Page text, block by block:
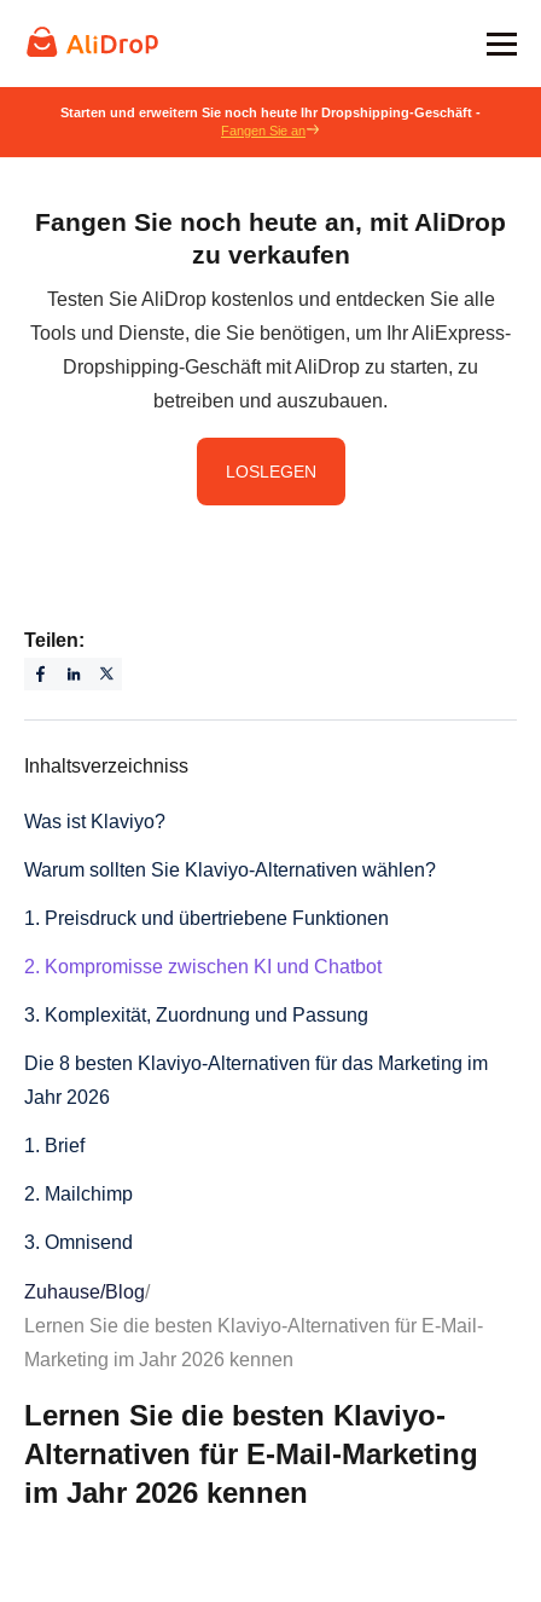
Starten und erweitern Sie noch heute Ihr Dropshipping-Geschäft -
Fangen Sie an
Fangen Sie noch heute an, mit AliDrop
zu verkaufen
Testen Sie AliDrop kostenlos und entdecken Sie alle
Tools und Dienste, die Sie benötigen, um Ihr AliExpress-
Dropshipping-Geschäft mit AliDrop zu starten, zu
betreiben und auszubauen.
LOSLEGEN
Teilen:
Inhaltsverzeichniss
Was ist Klaviyo?
Warum sollten Sie Klaviyo-Alternativen wählen?
1. Preisdruck und übertriebene Funktionen
2. Kompromisse zwischen KI und Chatbot
3. Komplexität, Zuordnung und Passung
Die 8 besten Klaviyo-Alternativen für das Marketing im
Jahr 2026
1. Brief
2. Mailchimp
3. Omnisend
4. Aktive Kampagne
5. Mailer Cloud
8. Ja
Zuhause/Blog/
Lernen Sie die besten Klaviyo-Alternativen für E-Mail-
Marketing im Jahr 2026 kennen
Lernen Sie die besten Klaviyo-
Alternativen für E-Mail-Marketing
im Jahr 2026 kennen